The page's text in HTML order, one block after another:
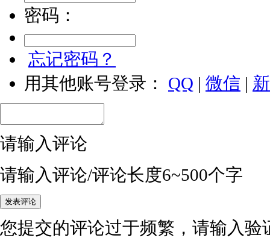
密码：
忘记密码？
用其他账号登录： QQ | 微信 |
请输入评论
请输入评论/评论长度6~500个字
您提交的评论过于频繁，请输入验